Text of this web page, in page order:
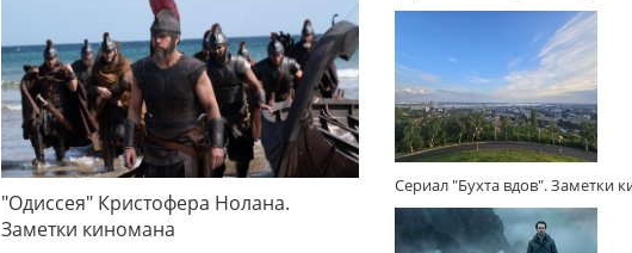
"Одиссея" Кристофера Нолана.
Заметки киномана
Сериал "Бухта вдов". Заметки